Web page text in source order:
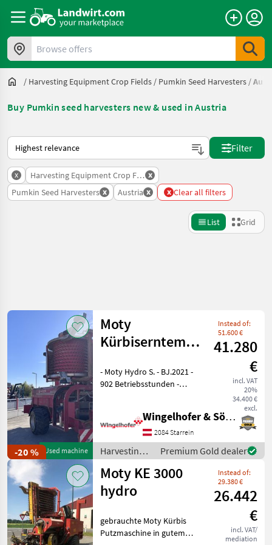
Browse offers
/ Harvesting Equipment Crop Fields / Pumkin Seed Harvesters /
Buy Pumkin seed harvesters new & used in Austria
This is how sorting works on Landwirt.com
Filter
x Harvesting Equipment Crop Fields
x
Pumkin Seed Harvesters x Austria x x Clear all filters
List Grid
Category Place 1
PATH
Agriculture
technology
Harvesting
Equipment
Crop Fields
Pumkin
Seed
Harvesters
SELECT
CATEGORY
Moty
12
Reset
Show
24
results
-20 % Used machine
Moty
Kürbiserntemaschine
3000S
Instead of:
51.600 €
41.280
€
incl. VAT
20%
34.400 €
excl.
- Moty Hydro S. - BJ.2021 -
902 Betriebsstunden -
Igelschild hinten - Igel
Einweiserbleche -
Igelentlast
Wingelhofer & Söhne GmbH
2084 Starrein
Harvesting
equipment
crop fields /
Moty
Premium Gold dealer
Moty KE 3000
hydro
Instead of:
29.380 €
26.442
€
incl. VAT/
mediation
gebrauchte Moty Kürbis
Putzmaschine in gutem